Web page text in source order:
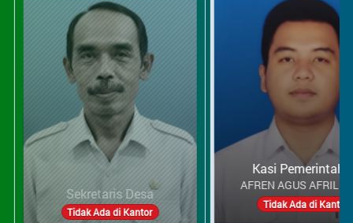
Desa
di Kantor
Kasi Pemerintahan
AFREN AGUS AFRILIANTO
Tidak Ada di Kantor